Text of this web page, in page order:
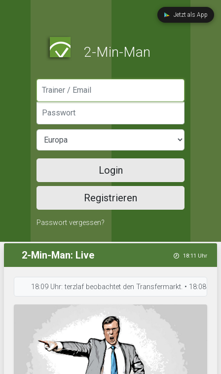
Jetzt als App
2-Min-Man
Login
Registrieren
Passwort vergessen?
2-Min-Man: Live 18:11 Uhr
18:09 Uhr: terzlaf beobachtet den Transfermarkt. • 18:08 Uhr: